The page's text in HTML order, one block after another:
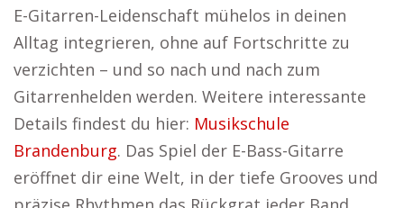
E-Gitarren-Leidenschaft mühelos in deinen
Alltag integrieren, ohne auf Fortschritte zu
verzichten – und so nach und nach zum
Gitarrenhelden werden. Weitere interessante
Details findest du hier: Musikschule
Brandenburg. Das Spiel der E-Bass-Gitarre
eröffnet dir eine Welt, in der tiefe Grooves und